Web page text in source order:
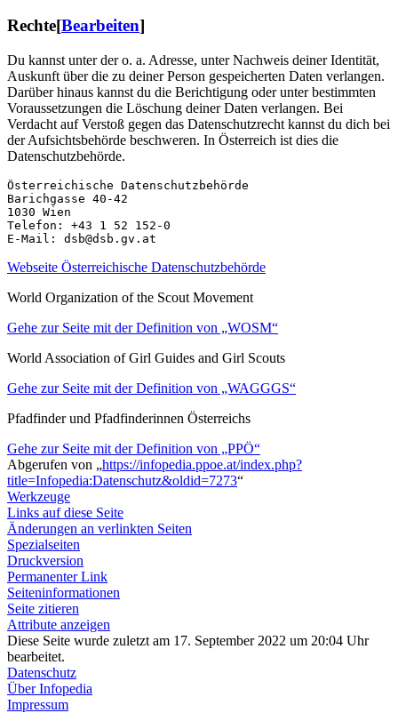
Rechte[Bearbeiten]
Du kannst unter der o. a. Adresse, unter Nachweis deiner Identität,
Auskunft über die zu deiner Person gespeicherten Daten verlangen.
Darüber hinaus kannst du die Berichtigung oder unter bestimmten
Voraussetzungen die Löschung deiner Daten verlangen. Bei
Verdacht auf Verstoß gegen das Datenschutzrecht kannst du dich bei
der Aufsichtsbehörde beschweren. In Österreich ist dies die
Datenschutzbehörde.
Österreichische Datenschutzbehörde
Barichgasse 40-42
1030 Wien
Telefon: +43 1 52 152-0
Webseite Österreichische Datenschutzbehörde
World Organization of the Scout Movement
Gehe zur Seite mit der Definition von „WOSM“
World Association of Girl Guides and Girl Scouts
Gehe zur Seite mit der Definition von „WAGGGS“
Pfadfinder und Pfadfinderinnen Österreichs
Gehe zur Seite mit der Definition von „PPÖ“
Abgerufen von „https://infopedia.ppoe.at/index.php?
title=Infopedia:Datenschutz&oldid=7273“
Werkzeuge
Links auf diese Seite
Änderungen an verlinkten Seiten
Spezialseiten
Druckversion
Permanenter Link
Seiten­­informationen
Seite zitieren
Attribute anzeigen
Diese Seite wurde zuletzt am 17. September 2022 um 20:04 Uhr
bearbeitet.
Datenschutz
Über Infopedia
Impressum